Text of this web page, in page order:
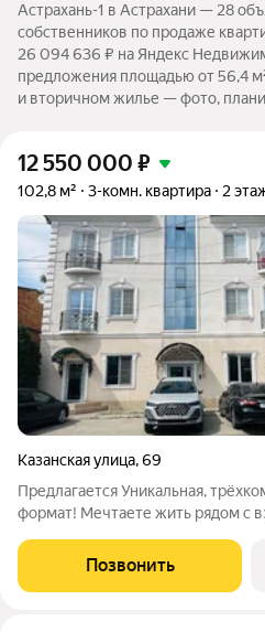
Астрахань-1 в Астрахани — 28
собственников по продаже
26 094 636 ₽ на Яндекс
предложения площадью от 56,4
и вторичном жилье — фото,
12 550 000 ₽
102,8 м² 3-комн. квартира 2
Казанская улица,69
Предлагается Уникальная,
формат! Мечтаете жить рядом с
при этом сохранялось личное
идеально для Вас!
Позвонить